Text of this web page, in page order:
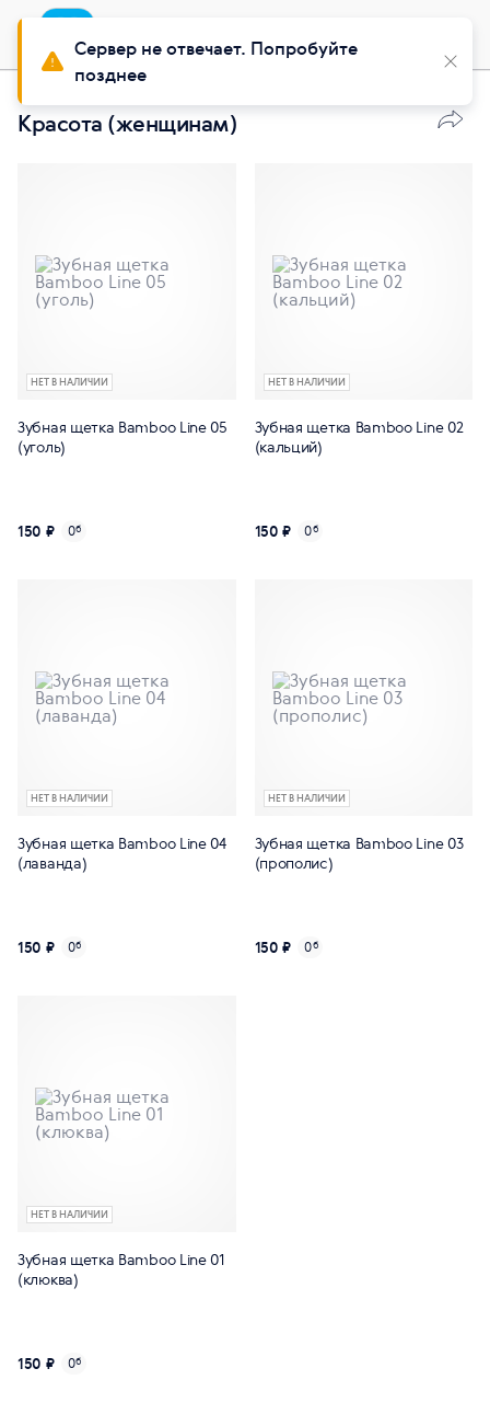
Buy Siberian
Красота (женщинам)
НЕТ В НАЛИЧИИ
Зубная щетка Bamboo Line 05
(уголь)
150 ₽ 0б
НЕТ В НАЛИЧИИ
Зубная щетка Bamboo Line 02
(кальций)
150 ₽ 0б
НЕТ В НАЛИЧИИ
Зубная щетка Bamboo Line 04
(лаванда)
150 ₽ 0б
НЕТ В НАЛИЧИИ
Зубная щетка Bamboo Line 03
(прополис)
150 ₽ 0б
НЕТ В НАЛИЧИИ
Зубная щетка Bamboo Line 01
(клюква)
150 ₽ 0б
Сервер не отвечает. Попробуйте
позднее